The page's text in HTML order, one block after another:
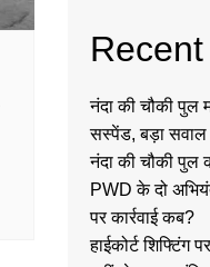
नंदा की चौकी पुल
सस्पेंड, बड़ा सवाल
नंदा की चौकी पुल
PWD के दो
पर कार्रवाई कब?
हाईकोर्ट शिफ्टिंग